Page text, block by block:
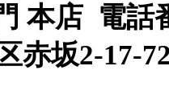
本店 電話
赤坂2-17-